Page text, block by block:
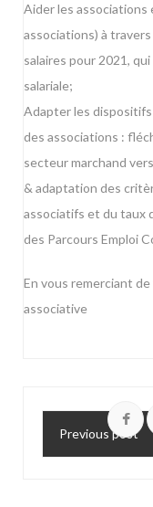
Aider les associations
associations) à
salaires pour 2021,
salariale;
Adapter les dispositifs
des associations :
secteur marchand
& adaptation des
associatifs et du taux
des Parcours Emploi
En vous remerciant
associative
Previous post